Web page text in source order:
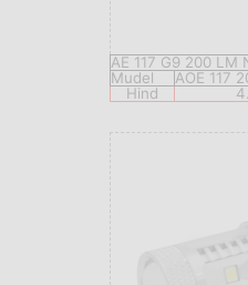
AE 117 G9 200 LM
Mudel
AOE 117
Hind